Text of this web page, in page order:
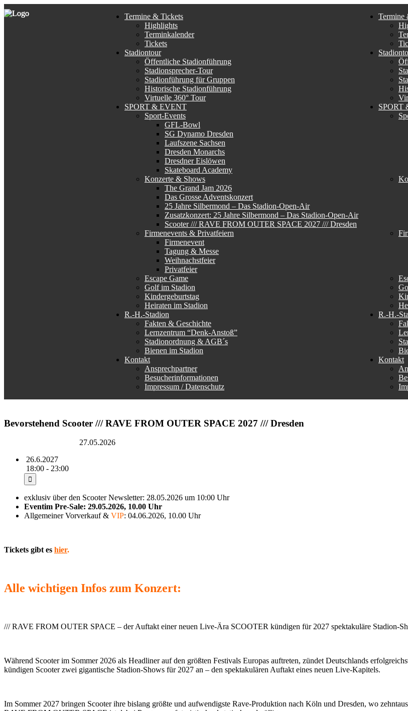
Termine & Tickets
Highlights
Terminkalender
Tickets
Stadiontour
Öffentliche Stadionführung
Stadionsprecher-Tour
Stadionführung für Gruppen
Historische Stadionführung
Virtuelle 360° Tour
SPORT & EVENT
Sport-Events
GFL-Bowl
SG Dynamo Dresden
Laufszene Sachsen
Dresden Monarchs
Dresdner Eislöwen
Skateboard Academy
Konzerte & Shows
The Grand Jam 2026
Das Grosse Adventskonzert
25 Jahre Silbermond – Das Stadion-Open-Air
Zusatzkonzert: 25 Jahre Silbermond – Das Stadion-Open-Air
Scooter /// RAVE FROM OUTER SPACE 2027 /// Dresden
Firmenevents & Privatfeiern
Firmenevent
Tagung & Messe
Weihnachstfeier
Privatfeier
Escape Game
Golf im Stadion
Kindergeburtstag
Heiraten im Stadion
R.-H.-Stadion
Fakten & Geschichte
Lernzentrum “Denk-Anstoß”
Stadionordnung & AGB´s
Bienen im Stadion
Kontakt
Ansprechpartner
Besucherinformationen
Impressum / Datenschutz
Termine
SPORT
R.-H.-
Kontakt
Bevorstehend Scooter /// RAVE FROM OUTER SPACE 2027 /// Dresden
27.05.2026
26.6.2027
18:00 - 23:00
exklusiv über den Scooter Newsletter: 28.05.2026 um 10:00 Uhr
Eventim Pre-Sale: 29.05.2026, 10.00 Uhr
Allgemeiner Vorverkauf & VIP: 04.06.2026, 10.00 Uhr
Tickets gibt es hier.
Alle wichtigen Infos zum Konzert:
/// RAVE FROM OUTER SPACE – der Auftakt einer neuen Live-Ära SCOOTER kündigen für 2027 spektakuläre Stadion-
Während Scooter im Sommer 2026 als Headliner auf den größten Festivals Europas auftreten, zündet Deutschlands
kündigen Scooter zwei gigantische Stadion-Shows für 2027 an – den spektakulären Auftakt eines neuen Live-Kapitels.
Im Sommer 2027 bringen Scooter ihre bislang größte und aufwendigste Rave-Produktion nach Köln und Dresden, wo